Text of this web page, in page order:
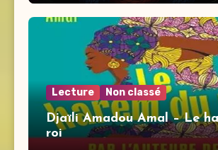
Lecture Non classé
Djaïli Amadou Amal – Le
roi